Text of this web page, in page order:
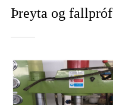
Þreyta og fallpróf